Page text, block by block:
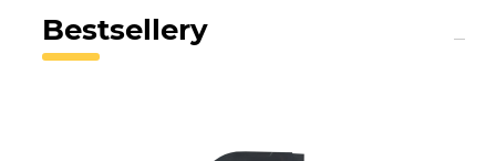
Bestsellery